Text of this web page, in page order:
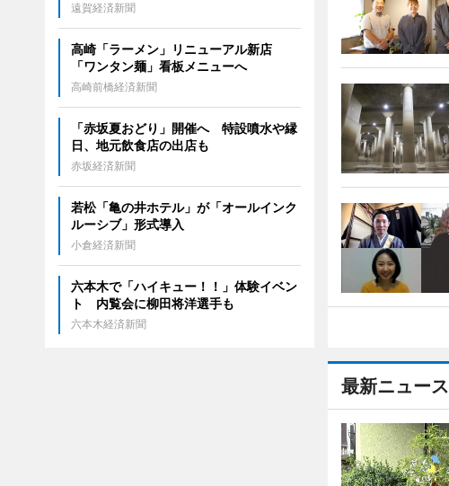
最新ニュース
遠賀経済新聞
高崎「ラーメン」リニューアル新店
「ワンタン麺」看板メニューへ
高崎前橋経済新聞
「赤坂夏おどり」開催へ 特設噴水や縁
日、地元飲食店の出店も
赤坂経済新聞
若松「亀の井ホテル」が「オールインク
ルーシブ」形式導入
小倉経済新聞
六本木で「ハイキュー！！」体験イベン
ト 内覧会に柳田将洋選手も
六本木経済新聞